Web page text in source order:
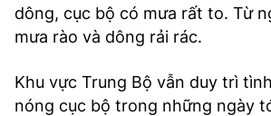
dông, cục bộ có mưa rất to. Từ
mưa rào và dông rải rác.
Khu vực Trung Bộ vẫn duy trì
nóng cục bộ trong những ngày